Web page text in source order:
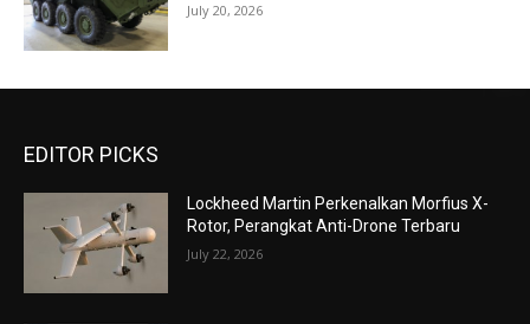
July 20, 2026
EDITOR PICKS
Lockheed Martin Perkenalkan Morfius X-
Rotor, Perangkat Anti-Drone Terbaru
July 22, 2026